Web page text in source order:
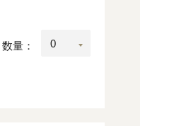
数量：